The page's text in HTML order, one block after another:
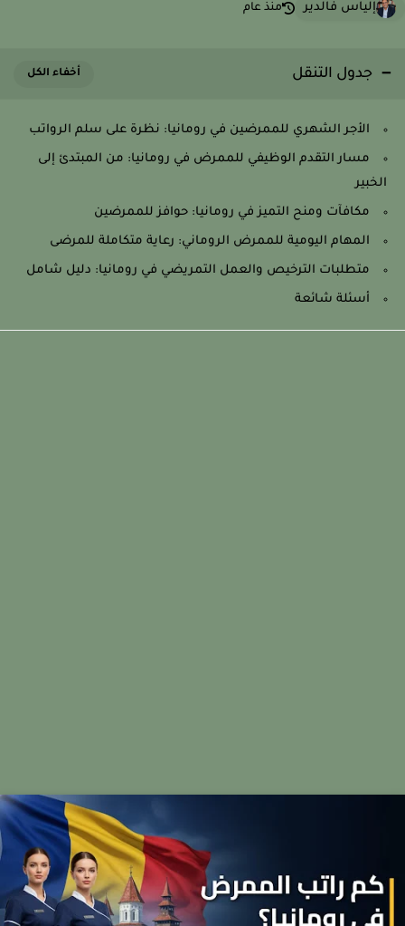
إلياس فالدير منذ عام
جدول التنقل
الأجر الشهري للممرضين في رومانيا: نظرة على سلم الرواتب
مسار التقدم الوظيفي للممرض في رومانيا: من المبتدئ إلى
الخبير
مكافآت ومنح التميز في رومانيا: حوافز للممرضين
المهام اليومية للممرض الروماني: رعاية متكاملة للمرضى
متطلبات الترخيص والعمل التمريضي في رومانيا: دليل شامل
أسئلة شائعة